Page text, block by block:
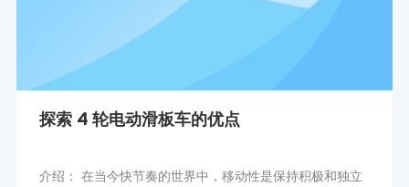
探索 4 轮电动滑板车的优点
介绍： 在当今快节奏的世界中，移动性是保持积极和独立